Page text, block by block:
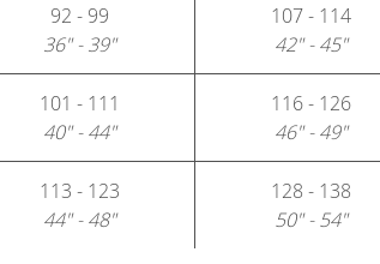
92 - 99
36" - 39"
107 - 114
42" - 45"
101 - 111
40" - 44"
116 - 126
46" - 49"
113 - 123
44" - 48"
128 - 138
50" - 54"